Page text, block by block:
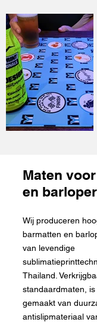
Maten
en
Wij produceren
barmatten en
van levendige
Thailand.
standaardmaten,
gemaakt van
antislipmateriaal